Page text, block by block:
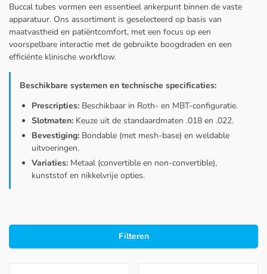
Buccal tubes vormen een essentieel ankerpunt binnen de vaste
apparatuur. Ons assortiment is geselecteerd op basis van
maatvastheid en patiëntcomfort, met een focus op een
voorspelbare interactie met de gebruikte boogdraden en een
efficiënte klinische workflow.
Beschikbare systemen en technische specificaties:
Prescripties: Beschikbaar in Roth- en MBT-configuratie.
Slotmaten: Keuze uit de standaardmaten .018 en .022.
Bevestiging: Bondable (met mesh-base) en weldable
uitvoeringen.
Variaties: Metaal (convertible en non-convertible),
kunststof en nikkelvrije opties.
Filteren